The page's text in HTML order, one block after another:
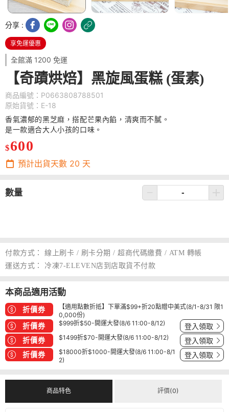
分享 :
享免運優惠
全館滿 1200 免運
【奇蹟烘焙】黑旋風蛋糕 (蛋素)
商品編號：P0663808788501
原始貨號：E-18
香氣濃郁的黑芝麻，搭配芒果內餡，清爽而不膩。
是一款適合大人小孩的口味。
$600
預計出貨天數 20 天
數量
付款方式：
線上刷卡 / 刷卡分期 / 超商代碼繳費 / ATM 轉帳
運送方式：
冷凍7-ELEVEN店到店取貨不付款
本商品適用活動
折價券
【適用點數折抵】下單滿$99+折20點贈中美式(8/1-8/31 限1
0,000份)
折價券 $999折$50-開運大發(8/6 11:00-8/12) 登入領取
折價券 $1499折$70-開運大發(8/6 11:00-8/12) 登入領取
折價券
$18000折$1000-開運大發(8/6 11:00-8/1
2)
登入領取
商品特色 評價(0)